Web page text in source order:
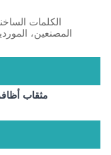
الكلمات
المصنعين،
مثقاب